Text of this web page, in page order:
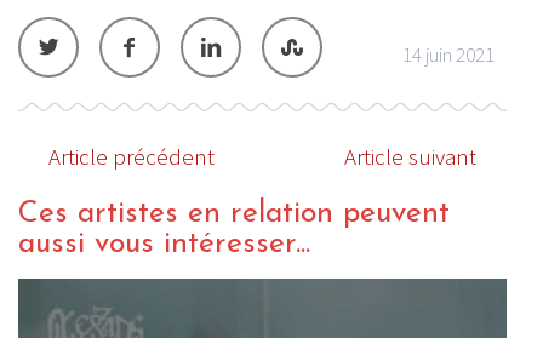
14 juin 2021
Article précédent Article suivant
Ces artistes en relation peuvent
aussi vous intéresser...